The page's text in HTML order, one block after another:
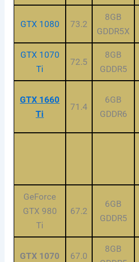
GTX 1080 73.2
8GB
GDDR5X
GTX 1070
Ti
72.5
8GB
GDDR5
GTX 1660
Ti
71.4
6GB
GDDR6
GeForce
GTX 980
Ti
67.2
6GB
GDDR5
GTX 1070 67.0
8GB